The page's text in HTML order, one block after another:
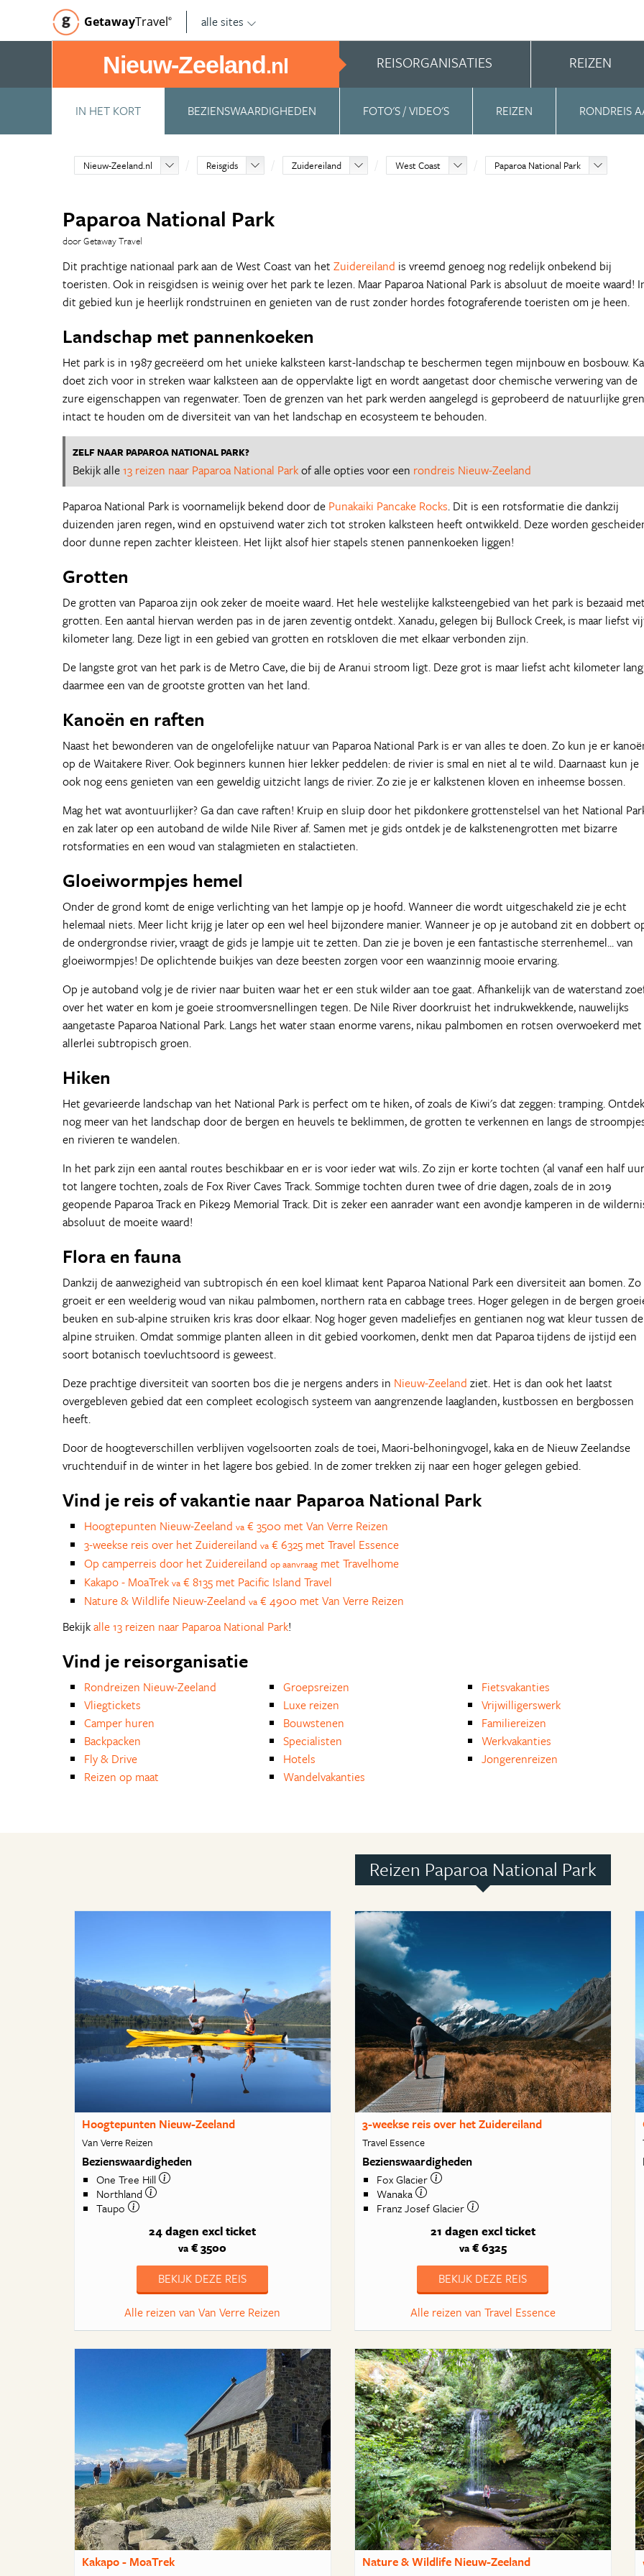
GetawayTravel© alle sites
Nieuw-Zeeland.nl REISORGANISATIES REIZEN
IN HET KORT BEZIENSWAARDIGHEDEN FOTO'S / VIDEO'S REIZEN RONDREIS
Nieuw-Zeeland.nl Reisgids Zuidereiland West Coast Paparoa National Park
Paparoa National Park
door Getaway Travel
Dit prachtige nationaal park aan de West Coast van het Zuidereiland is vreemd genoeg nog redelijk onbekend bij
toeristen. Ook in reisgidsen is weinig over het park te lezen. Maar Paparoa National Park is absoluut de moeite waard!
dit gebied kun je heerlijk rondstruinen en genieten van de rust zonder hordes fotograferende toeristen om je heen.
Landschap met pannenkoeken
Het park is in 1987 gecreëerd om het unieke kalksteen karst-landschap te beschermen tegen mijnbouw en bosbouw.
doet zich voor in streken waar kalksteen aan de oppervlakte ligt en wordt aangetast door chemische verwering van de
zure eigenschappen van regenwater. Toen de grenzen van het park werden aangelegd is geprobeerd de natuurlijke
intact te houden om de diversiteit van van het landschap en ecosysteem te behouden.
ZELF NAAR PAPAROA NATIONAL PARK?
Bekijk alle13 reizen naar Paparoa National Parkof alle opties voor een rondreis Nieuw-Zeeland
Paparoa National Park is voornamelijk bekend door de Punakaiki Pancake Rocks. Dit is een rotsformatie die dankzij
duizenden jaren regen, wind en opstuivend water zich tot stroken kalksteen heeft ontwikkeld. Deze worden
door dunne repen zachter kleisteen. Het lijkt alsof hier stapels stenen pannenkoeken liggen!
Grotten
De grotten van Paparoa zijn ook zeker de moeite waard. Het hele westelijke kalksteengebied van het park is bezaaid
grotten. Een aantal hiervan werden pas in de jaren zeventig ontdekt. Xanadu, gelegen bij Bullock Creek, is maar liefst
kilometer lang. Deze ligt in een gebied van grotten en rotskloven die met elkaar verbonden zijn.
De langste grot van het park is de Metro Cave, die bij de Aranui stroom ligt. Deze grot is maar liefst acht kilometer
daarmee een van de grootste grotten van het land.
Kanoën en raften
Naast het bewonderen van de ongelofelijke natuur van Paparoa National Park is er van alles te doen. Zo kun je er
op de Waitakere River. Ook beginners kunnen hier lekker peddelen: de rivier is smal en niet al te wild. Daarnaast kun je
ook nog eens genieten van een geweldig uitzicht langs de rivier. Zo zie je er kalkstenen kloven en inheemse bossen.
Mag het wat avontuurlijker? Ga dan cave raften! Kruip en sluip door het pikdonkere grottenstelsel van het National
en zak later op een autoband de wilde Nile River af. Samen met je gids ontdek je de kalkstenengrotten met bizarre
rotsformaties en een woud van stalagmieten en stalactieten.
Gloeiwormpjes hemel
Onder de grond komt de enige verlichting van het lampje op je hoofd. Wanneer die wordt uitgeschakeld zie je echt
helemaal niets. Meer licht krijg je later op een wel heel bijzondere manier. Wanneer je op je autoband zit en dobbert
de ondergrondse rivier, vraagt de gids je lampje uit te zetten. Dan zie je boven je een fantastische sterrenhemel... van
gloeiwormpjes! De oplichtende buikjes van deze beesten zorgen voor een waanzinnig mooie ervaring.
Op je autoband volg je de rivier naar buiten waar het er een stuk wilder aan toe gaat. Afhankelijk van de waterstand
over het water en kom je goeie stroomversnellingen tegen. De Nile River doorkruist het indrukwekkende, nauwelijks
aangetaste Paparoa National Park. Langs het water staan enorme varens, nikau palmbomen en rotsen overwoekerd met
allerlei subtropisch groen.
Hiken
Het gevarieerde landschap van het National Park is perfect om te hiken, of zoals de Kiwi's dat zeggen: tramping. Ontdek
nog meer van het landschap door de bergen en heuvels te beklimmen, de grotten te verkennen en langs de
en rivieren te wandelen.
In het park zijn een aantal routes beschikbaar en er is voor ieder wat wils. Zo zijn er korte tochten (al vanaf een half
tot langere tochten, zoals de Fox River Caves Track. Sommige tochten duren twee of drie dagen, zoals de in 2019
geopende Paparoa Track en Pike29 Memorial Track. Dit is zeker een aanrader want een avondje kamperen in de
absoluut de moeite waard!
Flora en fauna
Dankzij de aanwezigheid van subtropisch én een koel klimaat kent Paparoa National Park een diversiteit aan bomen. Zo
groeit er een weelderig woud van nikau palmbomen, northern rata en cabbage trees. Hoger gelegen in de bergen
beuken en sub-alpine struiken kris kras door elkaar. Nog hoger geven madeliefjes en gentianen nog wat kleur tussen de
alpine struiken. Omdat sommige planten alleen in dit gebied voorkomen, denkt men dat Paparoa tijdens de ijstijd een
soort botanisch toevluchtsoord is geweest.
Deze prachtige diversiteit van soorten bos die je nergens anders in Nieuw-Zeeland ziet. Het is dan ook het laatst
overgebleven gebied dat een compleet ecologisch systeem van aangrenzende laaglanden, kustbossen en bergbossen
heeft.
Door de hoogteverschillen verblijven vogelsoorten zoals de toei, Maori-belhoningvogel, kaka en de Nieuw Zeelandse
vruchtenduif in de winter in het lagere bos gebied. In de zomer trekken zij naar een hoger gelegen gebied.
Vind je reis of vakantie naar Paparoa National Park
Hoogtepunten Nieuw-Zeeland va € 3500 met Van Verre Reizen
3-weekse reis over het Zuidereiland va € 6325 met Travel Essence
Op camperreis door het Zuidereiland op aanvraag met Travelhome
Kakapo - MoaTrek va € 8135 met Pacific Island Travel
Nature & Wildlife Nieuw-Zeeland va € 4900 met Van Verre Reizen
Bekijkalle 13 reizen naar Paparoa National Park!
Vind je reisorganisatie
Rondreizen Nieuw-Zeeland
Vliegtickets
Camper huren
Backpacken
Fly & Drive
Reizen op maat
Groepsreizen
Luxe reizen
Bouwstenen
Specialisten
Hotels
Wandelvakanties
Fietsvakanties
Vrijwilligerswerk
Familiereizen
Werkvakanties
Jongerenreizen
Reizen Paparoa National Park
Hoogtepunten Nieuw-Zeeland
Van Verre Reizen
Bezienswaardigheden
One Tree Hill
Northland
Taupo
24 dagen excl ticket
va € 3500
BEKIJK DEZE REIS
Alle reizen van Van Verre Reizen
3-weekse reis over het Zuidereiland
Travel Essence
Bezienswaardigheden
Fox Glacier
Wanaka
Franz Josef Glacier
21 dagen excl ticket
va€ 6325
BEKIJK DEZE REIS
Alle reizen van Travel Essence
Kakapo - MoaTrek Nature & Wildlife Nieuw-Zeeland